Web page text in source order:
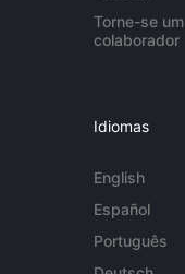
Torne-se um
colaborador
Idiomas
English
Español
Português